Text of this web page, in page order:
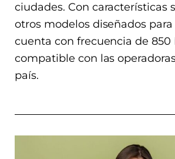
ciudades. Con características
otros modelos diseñados
cuenta con frecuencia de 850
compatible con las
país.